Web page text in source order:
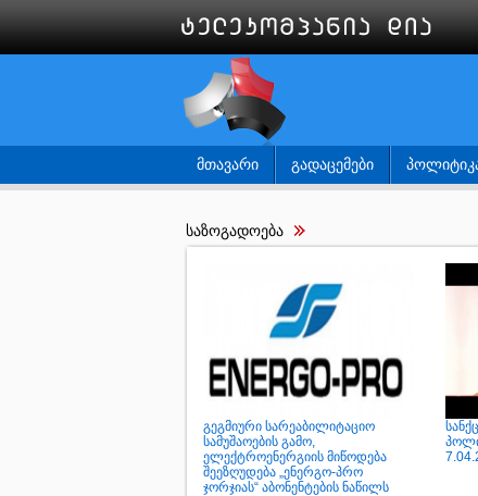
ᲛᲗᲐᲕᲐᲠᲘ ᲒᲐᲓᲐᲪᲔᲛᲔᲑᲘ
საზოგადოება
გეგმიური სარეაბილიტაციო
სამუშაოების გამო,
ელექტროენერგიის მიწოდება
შეეზღუდება „ენერგო-პრო
ჯორჯიას“ აბონენტების ნაწილს